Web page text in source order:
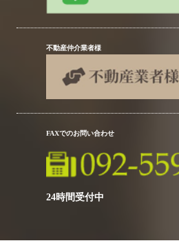
不動産仲介業者様
FAXでのお問い合わせ
24時間受付中